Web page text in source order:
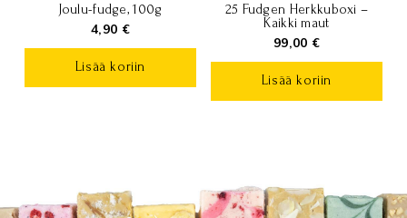
Joulu-fudge, 100g
4,90 €
Lisää koriin
25 Fudgen Herkkuboxi –
Kaikki maut
99,00 €
Lisää koriin